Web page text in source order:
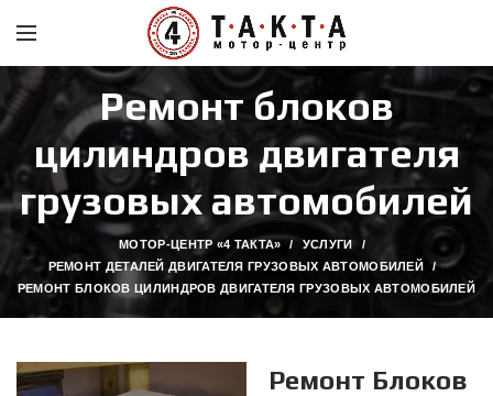
Ремонт блоков
цилиндров двигателя
грузовых автомобилей
МОТОР-ЦЕНТР «4 ТАКТА»
УСЛУГИ
РЕМОНТ ДЕТАЛЕЙ ДВИГАТЕЛЯ ГРУЗОВЫХ АВТОМОБИЛЕЙ
РЕМОНТ БЛОКОВ ЦИЛИНДРОВ ДВИГАТЕЛЯ ГРУЗОВЫХ АВТОМОБИЛЕЙ
Ремонт Блоков